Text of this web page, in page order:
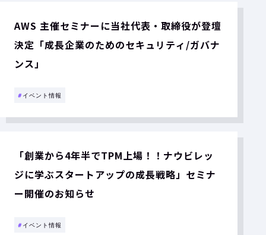
AWS 主催セミナーに当社代表・取締役が登壇
決定「成長企業のためのセキュリティ/ガバナ
ンス」
# イベント情報
「創業から4年半でTPM上場！！ナウビレッ
ジに学ぶスタートアップの成長戦略」セミナ
ー開催のお知らせ
# イベント情報